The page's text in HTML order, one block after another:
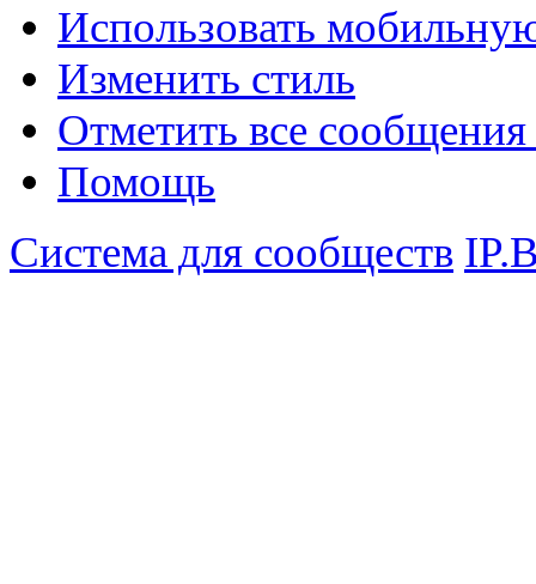
Использовать
Изменить стиль
Отметить все
Помощь
Система для сообществ